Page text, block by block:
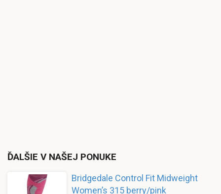
ĎALŠIE V NAŠEJ PONUKE
Bridgedale Control Fit Midweight
Women’s 315 berry/pink